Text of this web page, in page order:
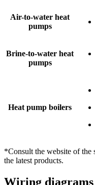
Air-to-water heat
pumps
Brine-to-water heat
pumps
Heat pump boilers
*Consult the website of the
the latest products.
Wiring diagrams